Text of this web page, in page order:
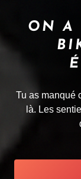
ON A
Tu as manqué
là. Les